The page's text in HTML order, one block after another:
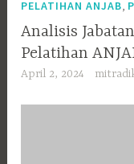
PELATIHAN ANJAB,
Analisis
Pelatihan
April 2, 2024